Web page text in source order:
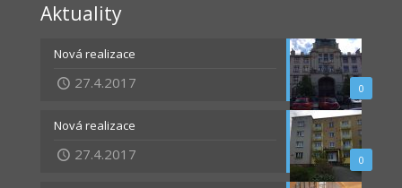
Aktuality
0
Nová realizace
27.4.2017
0
Nová realizace
27.4.2017